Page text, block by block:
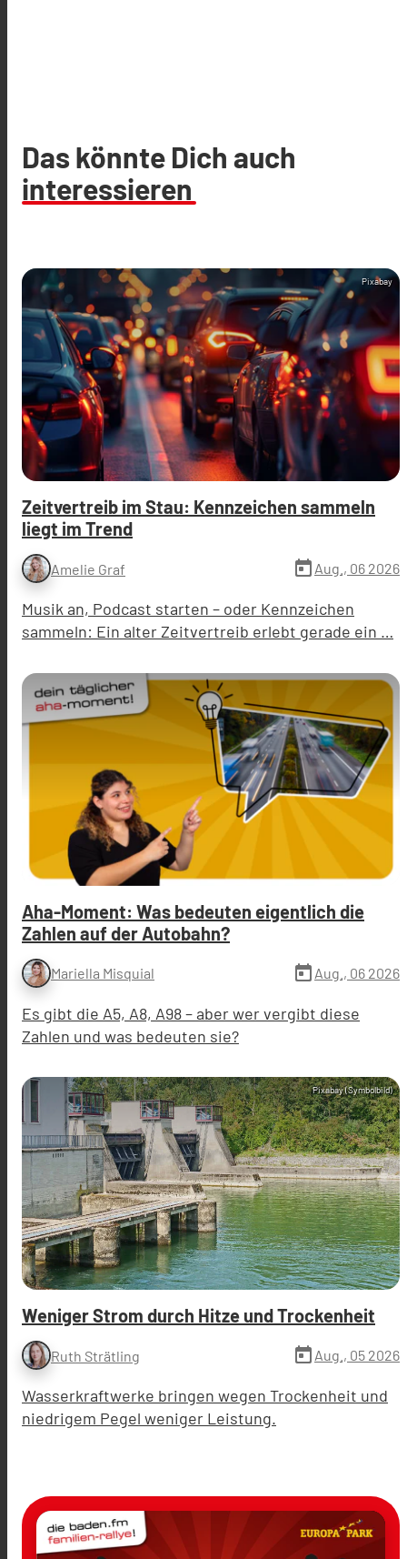
Das könnte Dich auch
interessieren
Pixabay
Zeitvertreib im Stau: Kennzeichen sammeln
liegt im Trend
Amelie Graf today Aug., 06 2026
Musik an, Podcast starten – oder Kennzeichen
sammeln: Ein alter Zeitvertreib erlebt gerade ein …
Aha-Moment: Was bedeuten eigentlich die
Zahlen auf der Autobahn?
Mariella Misquial today Aug., 06 2026
Es gibt die A5, A8, A98 – aber wer vergibt diese
Zahlen und was bedeuten sie?
Pixabay (Symbolbild)
Weniger Strom durch Hitze und Trockenheit
Ruth Strätling today Aug., 05 2026
Wasserkraftwerke bringen wegen Trockenheit und
niedrigem Pegel weniger Leistung.